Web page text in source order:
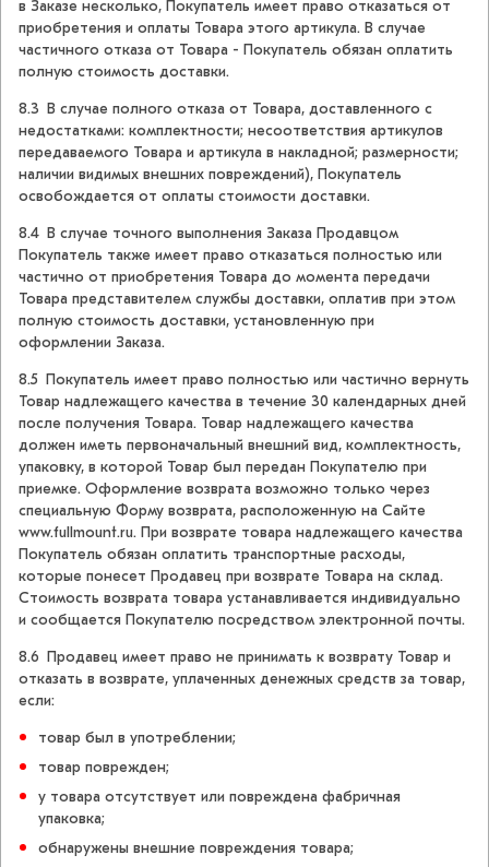
в Заказе несколько, Покупатель имеет право отказаться от
приобретения и оплаты Товара этого артикула. В случае
частичного отказа от Товара - Покупатель обязан оплатить
полную стоимость доставки.
8.3 В случае полного отказа от Товара, доставленного с
недостатками: комплектности; несоответствия артикулов
передаваемого Товара и артикула в накладной; размерности;
наличии видимых внешних повреждений), Покупатель
освобождается от оплаты стоимости доставки.
8.4 В случае точного выполнения Заказа Продавцом
Покупатель также имеет право отказаться полностью или
частично от приобретения Товара до момента передачи
Товара представителем службы доставки, оплатив при этом
полную стоимость доставки, установленную при
оформлении Заказа.
8.5 Покупатель имеет право полностью или частично вернуть
Товар надлежащего качества в течение 30 календарных дней
после получения Товара. Товар надлежащего качества
должен иметь первоначальный внешний вид, комплектность,
упаковку, в которой Товар был передан Покупателю при
приемке. Оформление возврата возможно только через
специальную Форму возврата, расположенную на Сайте
www.fullmount.ru. При возврате товара надлежащего качества
Покупатель обязан оплатить транспортные расходы,
которые понесет Продавец при возврате Товара на склад.
Стоимость возврата товара устанавливается индивидуально
и сообщается Покупателю посредством электронной почты.
8.6 Продавец имеет право не принимать к возврату Товар и
отказать в возврате, уплаченных денежных средств за товар,
если:
товар был в употреблении;
товар поврежден;
у товара отсутствует или повреждена фабричная
упаковка;
обнаружены внешние повреждения товара;